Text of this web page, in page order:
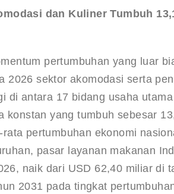
dan Kuliner Tumbuh
pertumbuhan yang luar
2026 sektor akomodasi serta
di antara 17 bidang usaha
yang tumbuh sebesar
pertumbuhan ekonomi
pasar layanan makanan
naik dari USD 62,40 miliar di
2031 pada tingkat